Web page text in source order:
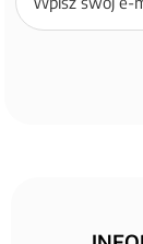
newslettera